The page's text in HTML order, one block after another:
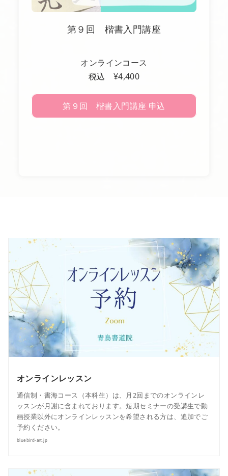
第９回 楷書入門講座
オンラインコース
税込 ¥4,400
第９回 楷書入門講座 申込
オンラインレッスン
通信制・書海コース（本科生）は、月2回までのオンラインレ
ッスンが月謝に含まれております。短期セミナーの受講生で動
画授業以外にオンラインレッスンを希望される方は、追加でご
予約ください。
bluebird-art.jp